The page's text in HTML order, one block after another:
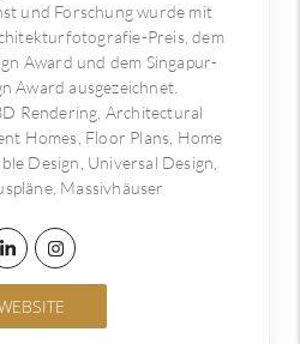
und Forschung wurde mit
Preis, dem
Award und dem Singapur-
Award ausgezeichnet.
Rendering, Architectural
Homes, Floor Plans, Home
Design, Universal Design,
Massivhäuser